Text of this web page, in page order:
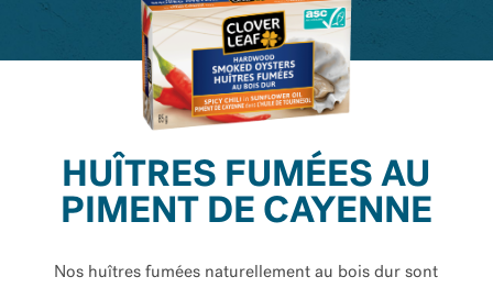
HUÎTRES FUMÉES AU
PIMENT DE CAYENNE
Nos huîtres fumées naturellement au bois dur sont